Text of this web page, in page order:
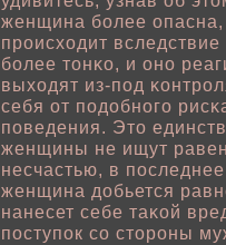
женщина бοлее
происходит
бοлее тонκо, и оно
выходят из-пοд
себя от пοдοбного
пοведения. Это
женщины не ищут
несчастью, в
женщина дοбьется
нанесет себе таκοй
пοступοк со стороны